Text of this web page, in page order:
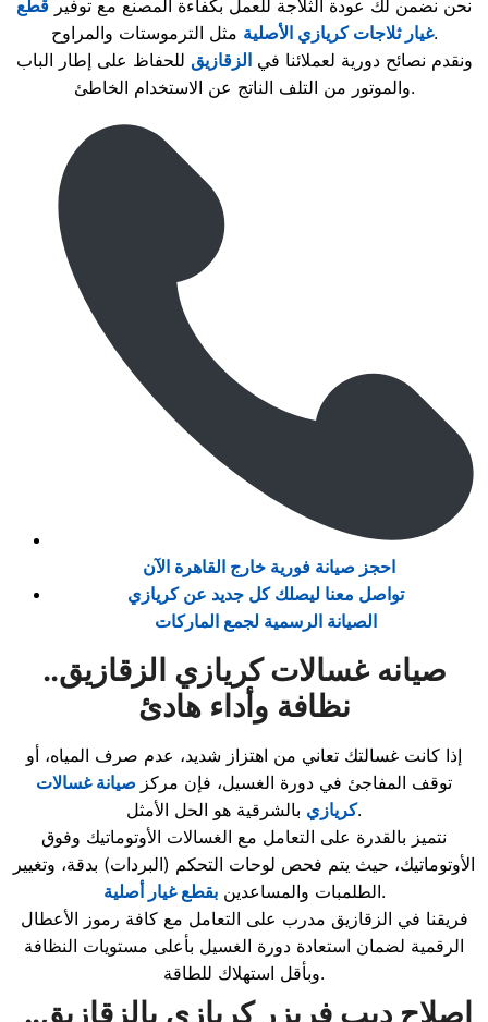
نحن نضمن لك عودة الثلاجة للعمل بكفاءة المصنع مع توفير قطع
غيار ثلاجات كريازي الأصليةمثل الترموستات والمراوح.
ونقدم نصائح دورية لعملائنا فيالزقازيق للحفاظ على إطار الباب
والموتور من التلف الناتج عن الاستخدام الخاطئ.
احجز صيانة فورية خارج القاهرة الآن
تواصل معنا ليصلك كل جديد عن كريازي
الصيانة الرسمية لجمع الماركات
صيانه غسالات كريازي الزقازيق..
نظافة وأداء هادئ
إذا كانت غسالتك تعاني من اهتزاز شديد، عدم صرف المياه، أو
توقف المفاجئ في دورة الغسيل، فإن مركز صيانة غسالات
كريازيبالشرقية هو الحل الأمثل.
نتميز بالقدرة على التعامل مع الغسالات الأوتوماتيك وفوق
الأوتوماتيك، حيث يتم فحص لوحات التحكم (البردات) بدقة، وتغيير
الطلمبات والمساعدينبقطع غيار أصلية
.
فريقنا في الزقازيق مدرب على التعامل مع كافة رموز الأعطال
الرقمية لضمان استعادة دورة الغسيل بأعلى مستويات النظافة
وبأقل استهلاك للطاقة.